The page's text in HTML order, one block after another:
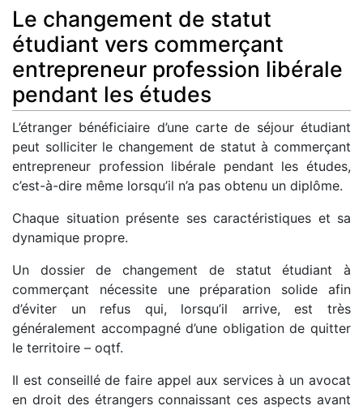
Le changement de statut
étudiant vers commerçant
entrepreneur profession libérale
pendant les études
L’étranger bénéficiaire d’une carte de séjour étudiant
peut solliciter le changement de statut à commerçant
entrepreneur profession libérale pendant les études,
c’est-à-dire même lorsqu’il n’a pas obtenu un diplôme.
Chaque situation présente ses caractéristiques et sa
dynamique propre.
Un dossier de changement de statut étudiant à
commerçant nécessite une préparation solide afin
d’éviter un refus qui, lorsqu’il arrive, est très
généralement accompagné d’une obligation de quitter
le territoire – oqtf.
Il est conseillé de faire appel aux services à un avocat
en droit des étrangers connaissant ces aspects avant